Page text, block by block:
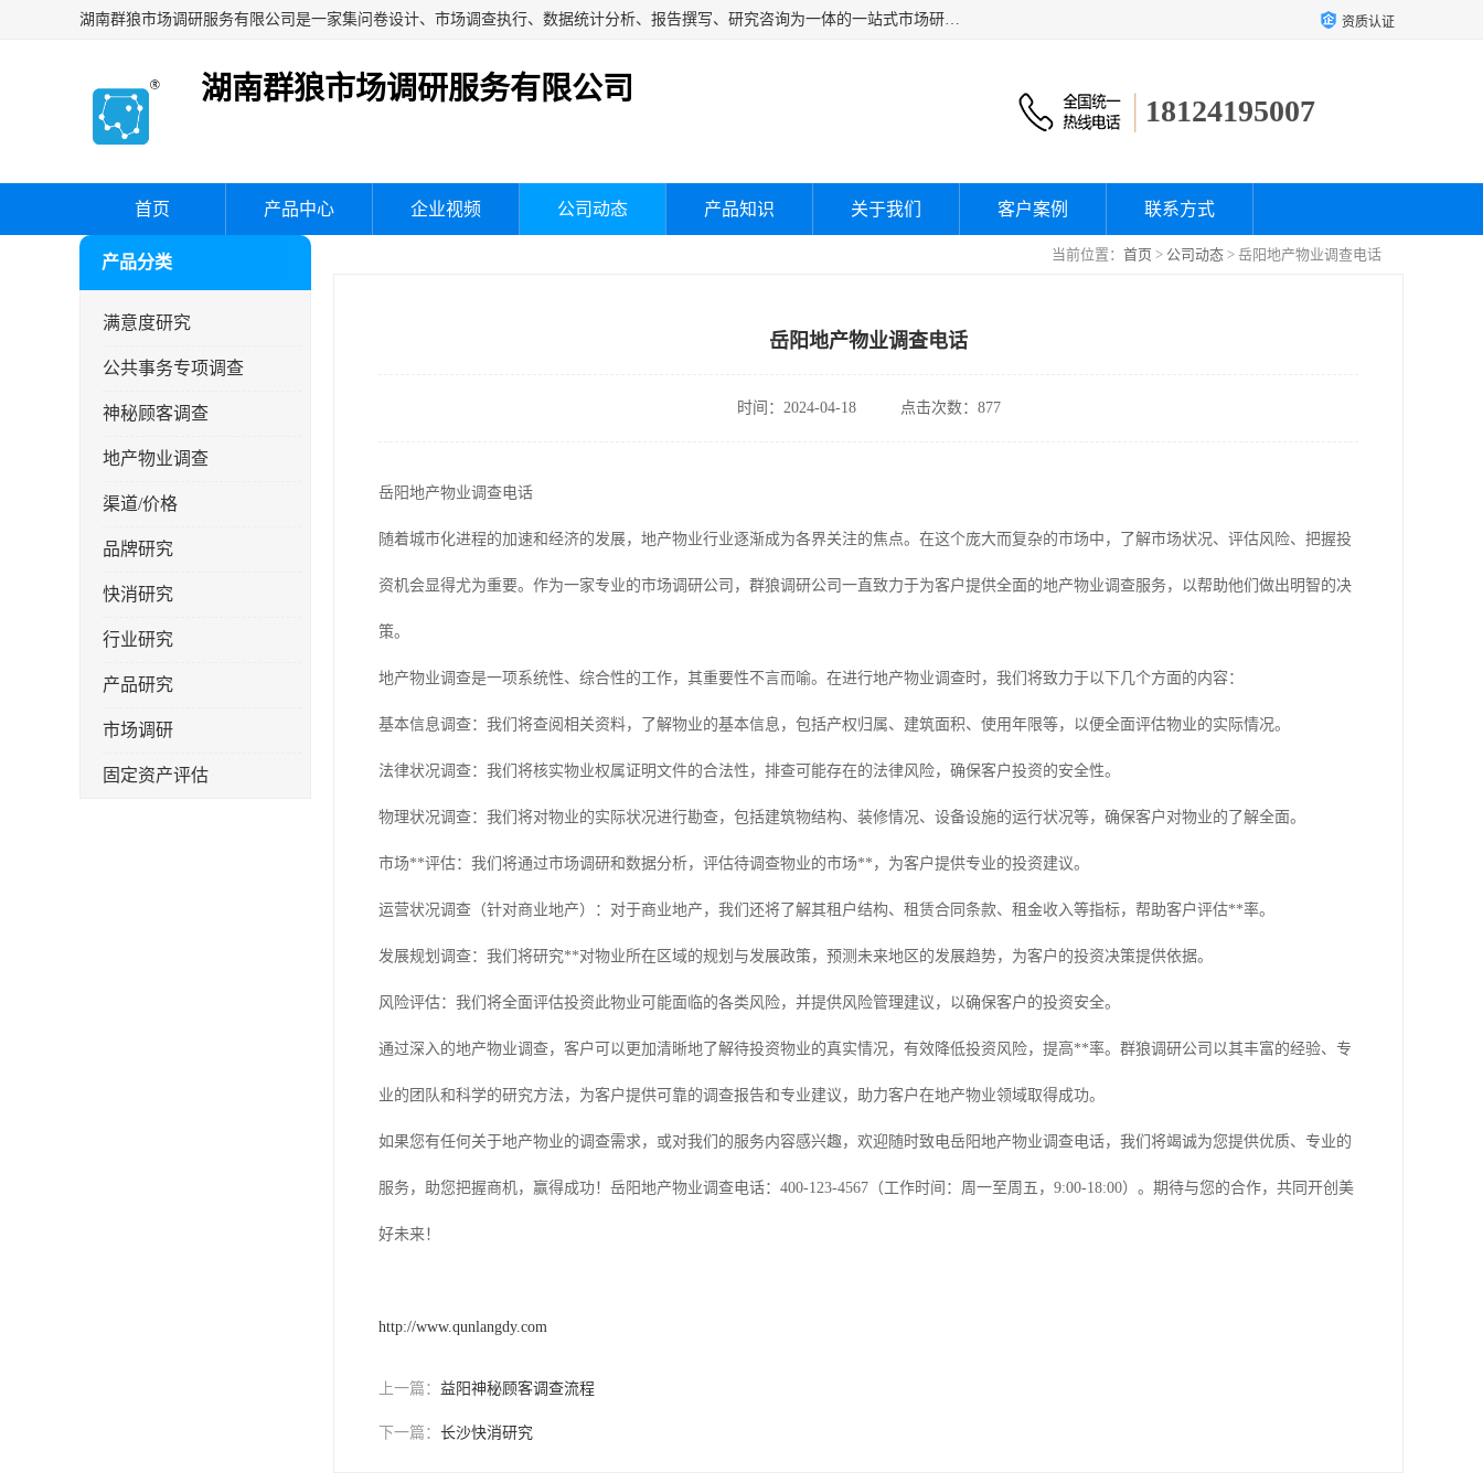
湖南群狼市场调研服务有限公司是一家集问卷设计、市场调查执行、数据统计分析、报告撰写、研究咨询为一体的一站式市场研究服务机构，主要服务：市场调研、三方评估、满意度研究、快消研究、地产物业调查、品牌研究、神秘顾客调查、行业研究、产品研究、公共事务专项调查等。 资质认证
湖南群狼市场调研服务有限公司
18124195007
首页 产品中心 企业视频 公司动态 产品知识 关于我们 客户案例 联系方式
当前位置： 首页 > 公司动态 > 岳阳地产物业调查电话
产品分类
满意度研究
公共事务专项调查
神秘顾客调查
地产物业调查
渠道/价格
品牌研究
快消研究
行业研究
产品研究
市场调研
固定资产评估
岳阳地产物业调查电话
时间：2024-04-18 点击次数：877
岳阳地产物业调查电话
随着城市化进程的加速和经济的发展，地产物业行业逐渐成为各界关注的焦点。在这个庞大而复杂的市场中，了解市场状况、评估风险、把握投
资机会显得尤为重要。作为一家专业的市场调研公司，群狼调研公司一直致力于为客户提供全面的地产物业调查服务，以帮助他们做出明智的决
策。
地产物业调查是一项系统性、综合性的工作，其重要性不言而喻。在进行地产物业调查时，我们将致力于以下几个方面的内容：
基本信息调查：我们将查阅相关资料，了解物业的基本信息，包括产权归属、建筑面积、使用年限等，以便全面评估物业的实际情况。
法律状况调查：我们将核实物业权属证明文件的合法性，排查可能存在的法律风险，确保客户投资的安全性。
物理状况调查：我们将对物业的实际状况进行勘查，包括建筑物结构、装修情况、设备设施的运行状况等，确保客户对物业的了解全面。
市场**评估：我们将通过市场调研和数据分析，评估待调查物业的市场**，为客户提供专业的投资建议。
运营状况调查（针对商业地产）：对于商业地产，我们还将了解其租户结构、租赁合同条款、租金收入等指标，帮助客户评估**率。
发展规划调查：我们将研究**对物业所在区域的规划与发展政策，预测未来地区的发展趋势，为客户的投资决策提供依据。
风险评估：我们将全面评估投资此物业可能面临的各类风险，并提供风险管理建议，以确保客户的投资安全。
通过深入的地产物业调查，客户可以更加清晰地了解待投资物业的真实情况，有效降低投资风险，提高**率。群狼调研公司以其丰富的经验、专
业的团队和科学的研究方法，为客户提供可靠的调查报告和专业建议，助力客户在地产物业领域取得成功。
如果您有任何关于地产物业的调查需求，或对我们的服务内容感兴趣，欢迎随时致电岳阳地产物业调查电话，我们将竭诚为您提供优质、专业的
服务，助您把握商机，赢得成功！岳阳地产物业调查电话：400-123-4567（工作时间：周一至周五，9:00-18:00）。期待与您的合作，共同开创美
好未来！
http://www.qunlangdy.com
上一篇： 益阳神秘顾客调查流程
下一篇： 长沙快消研究